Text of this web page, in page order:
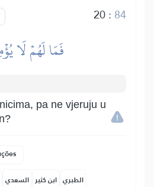
20: 84
فَمَا لَهُمۡ لَا
pa ne vjeruju u
السعدي ابن كثير الطبري